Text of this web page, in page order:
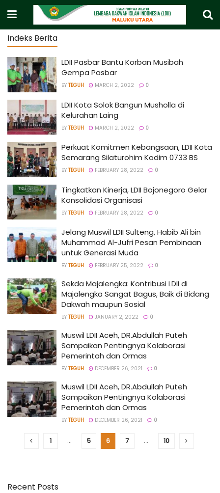
Indeks Berita
LDII Pasbar Bantu Korban Musibah
Gempa Pasbar
BY TEGUH MARCH 2, 2022 0
LDII Kota Solok Bangun Musholla di
Kelurahan Laing
BY TEGUH MARCH 2, 2022 0
Perkuat Komitmen Kebangsaan, LDII Kota
Semarang Silaturohim Kodim 0733 BS
BY TEGUH FEBRUARY 28, 2022 0
Tingkatkan Kinerja, LDII Bojonegoro Gelar
Konsolidasi Organisasi
BY TEGUH FEBRUARY 28, 2022 0
Jelang Muswil LDII Sulteng, Habib Ali bin
Muhammad Al-Jufri Pesan Pembinaan
untuk Generasi Muda
BY TEGUH FEBRUARY 25, 2022 0
Sekda Majalengka: Kontribusi LDII di
Majalengka Sangat Bagus, Baik di Bidang
Dakwah maupun Sosial
BY TEGUH JANUARY 2, 2022 0
Muswil LDII Aceh, DR.Abdullah Puteh
Sampaikan Pentingnya Kolaborasi
Pemerintah dan Ormas
BY TEGUH DECEMBER 26, 2021 0
Muswil LDII Aceh, DR.Abdullah Puteh
Sampaikan Pentingnya Kolaborasi
Pemerintah dan Ormas
BY TEGUH DECEMBER 26, 2021 0
1 … 5 6 7 … 10
Recent Posts